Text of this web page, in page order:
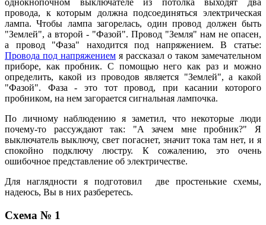
однокнопочном выключателе из потолка выходят два
провода, к которым должна подсоединяться электрическая
лампа. Чтобы лампа загорелась, один провод должен быть
"Землей", а второй - "Фазой". Провод "Земля" нам не опасен,
а провод "Фаза" находится под напряжением. В статье:
Провода под напряжением я рассказал о таком замечательном
приборе, как пробник. С помощью него как раз и можно
определить, какой из проводов является "Землей", а какой
"Фазой". Фаза - это тот провод, при касании которого
пробником, на нем загорается сигнальная лампочка.
По личному наблюдению я заметил, что некоторые люди
почему-то рассуждают так: "А зачем мне пробник?" Я
выключатель выключу, свет погаснет, значит тока там нет, и я
спокойно подключу люстру. К сожалению, это очень
ошибочное представление об электричестве.
Для наглядности я подготовил две простенькие схемы,
надеюсь, Вы в них разберетесь.
Схема № 1